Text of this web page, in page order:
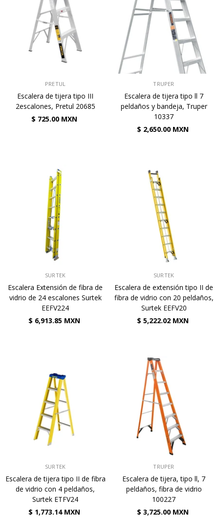
PRETUL
Escalera de tijera tipo III
2escalones, Pretul 20685
$ 725.00 MXN
TRUPER
Escalera de tijera tipo ll 7
peldaños y bandeja, Truper
10337
$ 2,650.00 MXN
SURTEK
Escalera Extensión de fibra de
vidrio de 24 escalones Surtek
EEFV224
$ 6,913.85 MXN
SURTEK
Escalera de extensión tipo II de
fibra de vidrio con 20 peldaños,
Surtek EEFV20
$ 5,222.02 MXN
SURTEK
Escalera de tijera tipo II de fibra
de vidrio con 4 peldaños,
Surtek ETFV24
$ 1,773.14 MXN
TRUPER
Escalera de tijera, tipo ll, 7
peldaños, fibra de vidrio
100227
$ 3,725.00 MXN